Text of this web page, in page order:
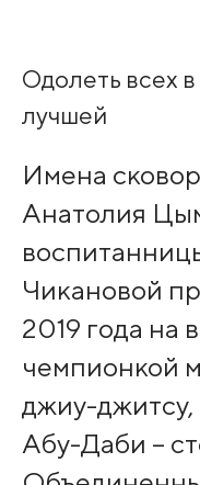
Одолеть всех
лучшей
Имена
Анатолия
Чикановой
2019 года на
чемпионкой
джиу-джитсу,
Абу-Даби –